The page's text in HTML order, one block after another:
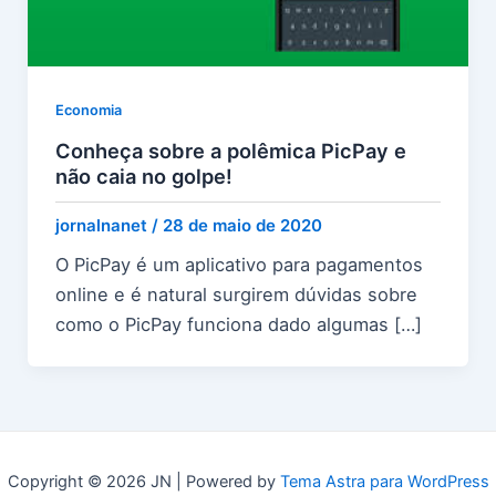
Economia
Conheça sobre a polêmica PicPay e
não caia no golpe!
jornalnanet / 28 de maio de 2020
O PicPay é um aplicativo para pagamentos
online e é natural surgirem dúvidas sobre
como o PicPay funciona dado algumas […]
Copyright © 2026 JN | Powered by Tema Astra para WordPress